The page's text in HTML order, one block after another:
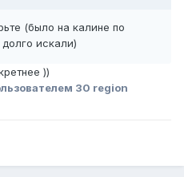
(было на калине по
искали)
))
30 region